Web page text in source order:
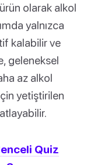
olarak alkol
yalnızca
kalabilir ve
geleneksel
az alkol
yetiştirilen
Quiz